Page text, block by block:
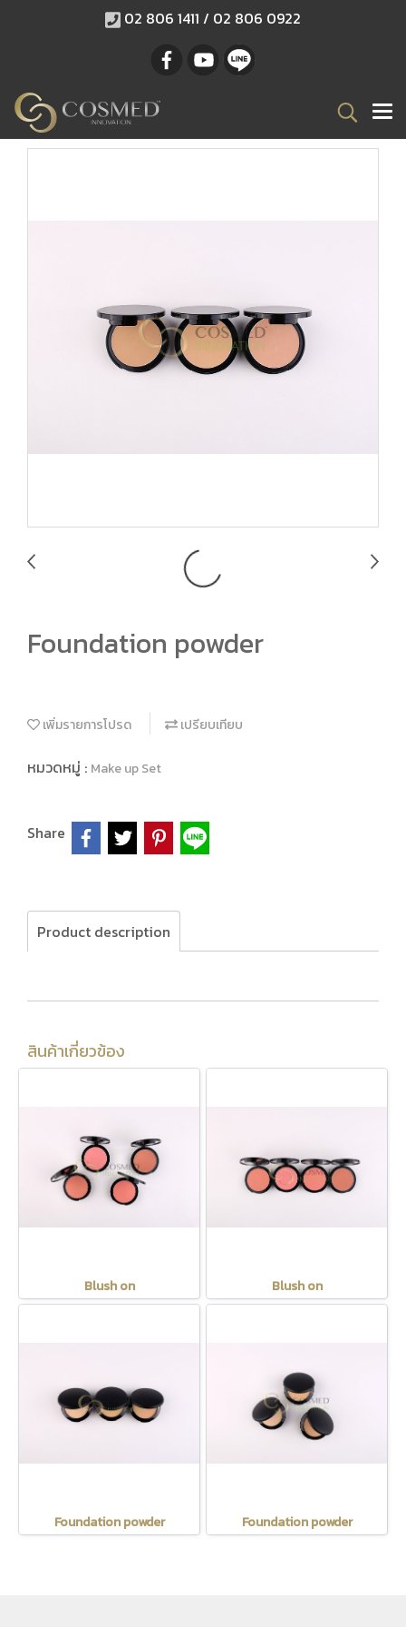
02 806 1411 / 02 806 0922
Foundation powder
เพิ่มรายการโปรด เปรียบเทียบ
หมวดหมู่ : Make up Set
Share
Product description
สินค้าเกี่ยวข้อง
Blush on Blush on
Foundation powder Foundation powder